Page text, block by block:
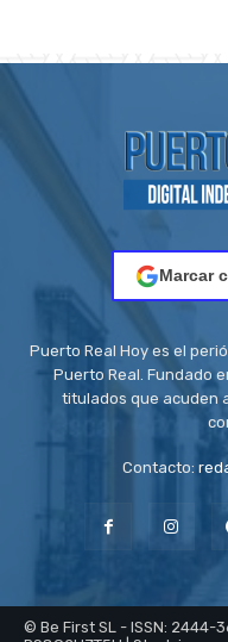
Marcar
Puerto Real Hoy es el
Puerto Real. Fundado
titulados que acuden
Contacto:
© Be First SL - ISSN: 2444-